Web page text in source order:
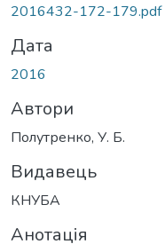
2016432-172-179.pdf
Дата
2016
Автори
Полутренко, У. Б.
Видавець
КНУБА
Анотація